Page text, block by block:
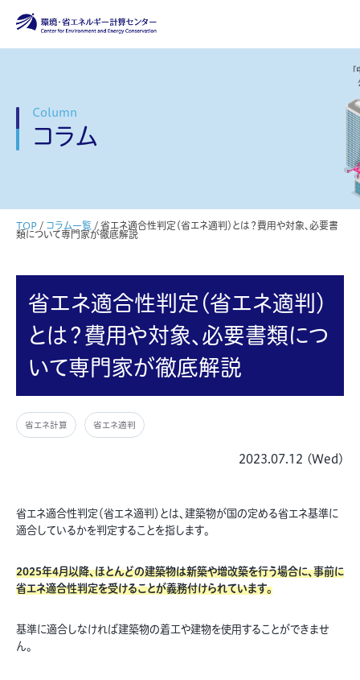
Column
コラム
TOP / コラム一覧 / 省エネ適合性判定（省エネ適判）とは？費用や対象、必要書
類について専門家が徹底解説
省エネ適合性判定（省エネ適判）
とは？費用や対象、必要書類につ
いて専門家が徹底解説
省エネ計算 省エネ適判
2023.07.12 (Wed)
省エネ適合性判定（省エネ適判）とは、建築物が国の定める省エネ基準に
適合しているかを判定することを指します。
2025年4月以降、ほとんどの建築物は新築や増改築を行う場合に、事前に
省エネ適合性判定を受けることが義務付けられています。
基準に適合しなければ建築物の着工や建物を使用することができませ
ん。